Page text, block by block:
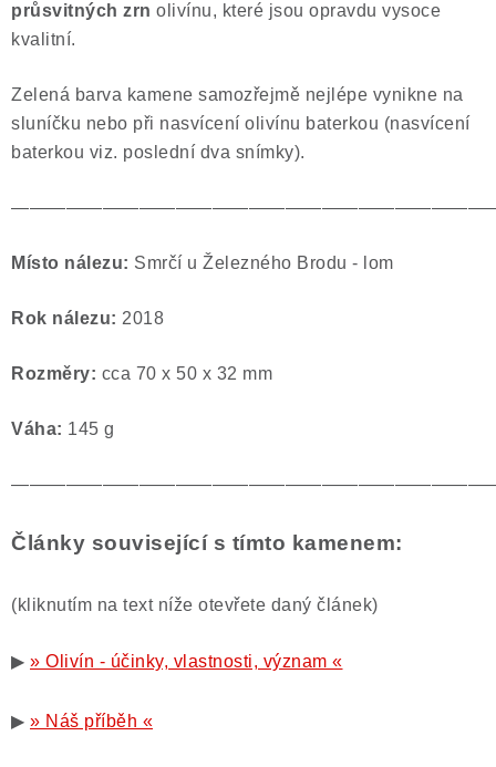
průsvitných zrn olivínu, které jsou opravdu vysoce
kvalitní.
Zelená barva kamene samozřejmě nejlépe vynikne na
sluníčku nebo při nasvícení olivínu baterkou (nasvícení
baterkou viz. poslední dva snímky).
Místo nálezu: Smrčí u Železného Brodu - lom
Rok nálezu: 2018
Rozměry: cca 70 x 50 x 32 mm
Váha: 145 g
Články související s tímto kamenem:
(kliknutím na text níže otevřete daný článek)
▶ » Olivín - účinky, vlastnosti, význam «
▶ » Náš příběh «